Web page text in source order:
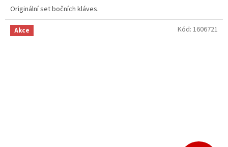
Originální set bočních kláves.
Akce Kód: 1606721